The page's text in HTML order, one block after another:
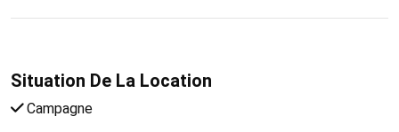
Situation De La Location
Campagne